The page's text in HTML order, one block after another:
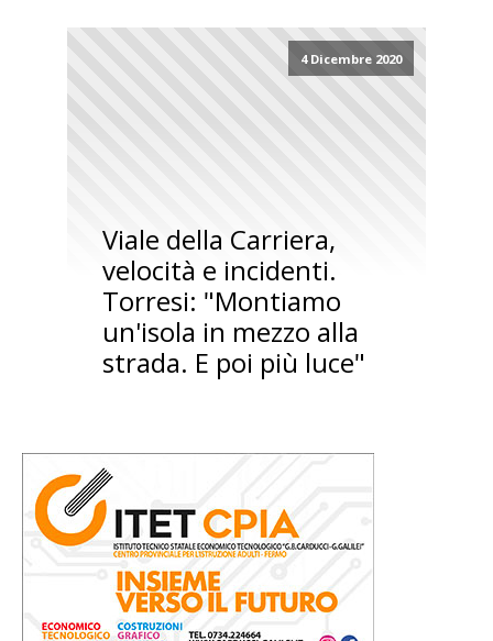
4 Dicembre 2020
Viale della Carriera,
velocità e incidenti.
Torresi: "Montiamo
un'isola in mezzo alla
strada. E poi più luce"